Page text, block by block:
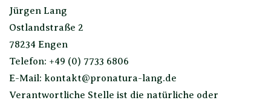
Jürgen Lang
Ostlandstraße 2
78234 Engen
Telefon: +49 (0) 7733 6806
E-Mail: kontakt@pronatura-lang.de
Verantwortliche Stelle ist die natürliche oder